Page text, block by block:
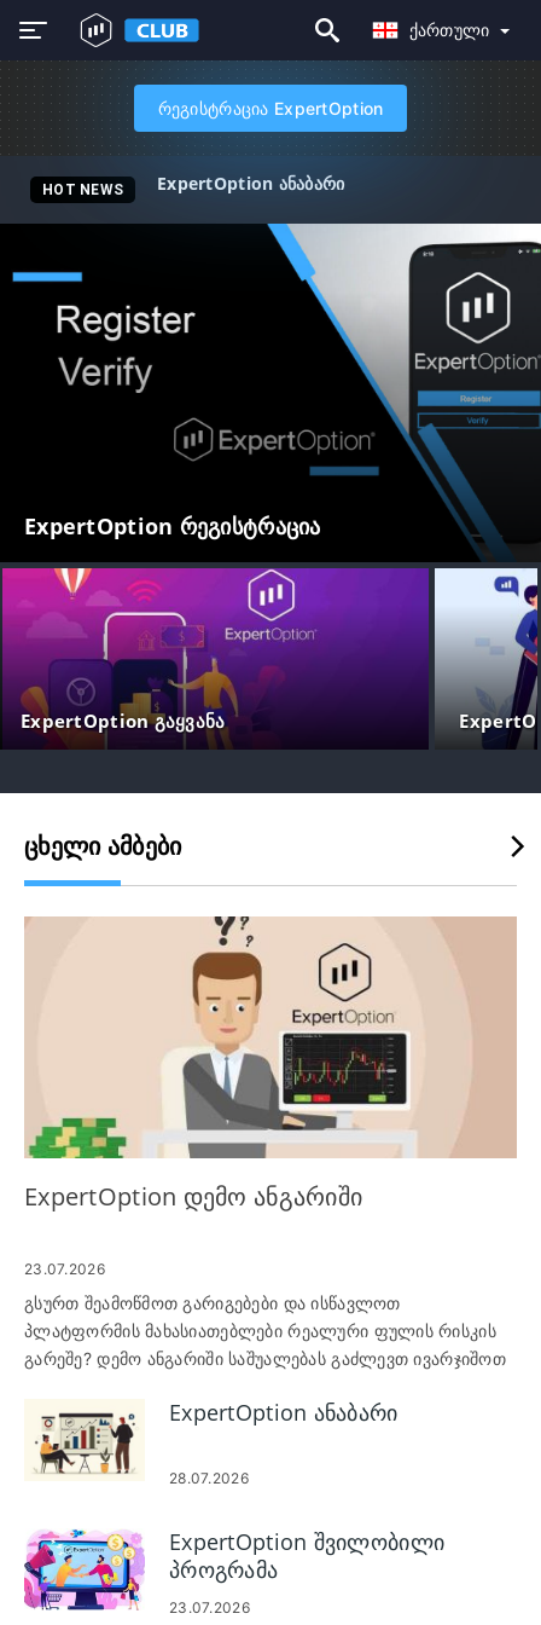
Ქართული
რეგისტრაცია ExpertOption
HOT NEWS ExpertOption ანაბარი
ExpertOption რეგისტრაცია
ExpertOption გაყვანა
ᲪᲮᲔᲚᲘ ᲐᲛᲑᲔᲑᲘ
ExpertOption დემო ანგარიში
23.07.2026
გსურთ შეამოწმოთ გარიგებები და ისწავლოთ
პლატფორმის მახასიათებლები რეალური ფულის რისკის
გარეშე? დემო ანგარიში საშუალებას გაძლევთ ივარჯიშოთ
ინდიკატორები და საცდელი სტრატეგიები ვირტუალური
სახსრებით, სანამ ცოცხალი ანგარიშის დაფინანსებას
განიხილავთ. ეს არის ყველაზე უსაფრთხო გზა აქტივების
შეკვეთის ზომის ექსპერიმენტების შესასწავლად და
პლატფორმის ხელსაწყოების კომფორტისთვის როგორც
დესკტოპზე, ასევე მობილურზე. დემო სამუშაო ნაკადის
გაცნობა ამცირებს დაყენების შეცდომებს და გეხმარებათ
ExpertOption ანაბარი
28.07.2026
ExpertOption შვილობილი
პროგრამა
23.07.2026